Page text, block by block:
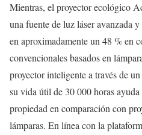
Mientras, el proyector ecológico
una fuente de luz láser avanzada
en aproximadamente un 48 % en
convencionales basados en
proyector inteligente a través de
su vida útil de 30 000 horas
propiedad en comparación con
lámparas. En línea con la